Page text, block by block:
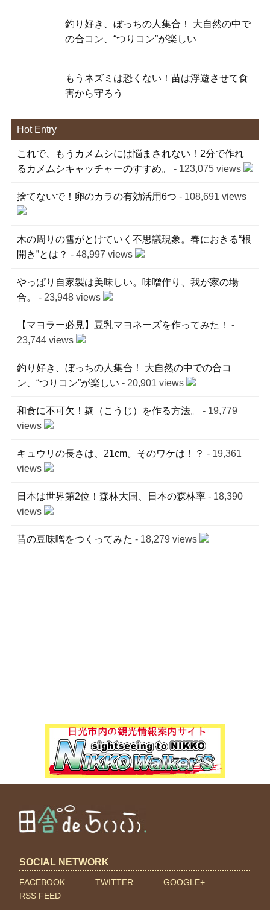
釣り好き、ぼっちの人集合！ 大自然の中で
の合コン、“つりコン”が楽しい
もうネズミは恐くない！苗は浮遊させて食
害から守ろう
Hot Entry
これで、もうカメムシには悩まされない！2分で作れ
るカメムシキャッチャーのすすめ。
- 123,075 views
捨てないで！卵のカラの有効活用6つ - 108,691 views
木の周りの雪がとけていく不思議現象。春におきる“根
開き”とは？ - 48,997 views
やっぱり自家製は美味しい。味噌作り、我が家の場
合。
- 23,948 views
【マヨラー必見】豆乳マヨネーズを作ってみた！
-
23,744 views
釣り好き、ぼっちの人集合！ 大自然の中での合コ
ン、“つりコン”が楽しい - 20,901 views
和食に不可欠！麹（こうじ）を作る方法。
- 19,779
views
キュウリの長さは、21cm。そのワケは！？ - 19,361
views
日本は世界第2位！森林大国、日本の森林率- 18,390
views
昔の豆味噌をつくってみた - 18,279 views
SOCIAL NETWORK
FACEBOOK TWITTER
GOOGLE+
RSS FEED